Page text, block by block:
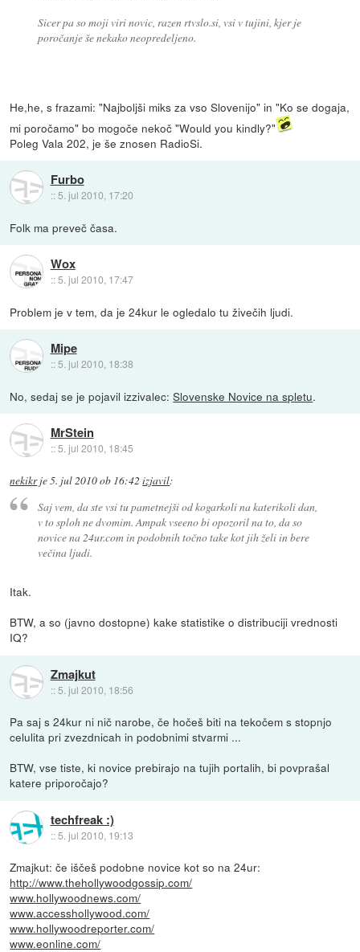
Sicer pa so moji viri novic, razen rtvslo.si, vsi v tujini, kjer je
poročanje še nekako neopredeljeno.
He,he, s frazami: "Najboljši miks za vso Slovenijo" in "Ko se dogaja,
mi poročamo" bo mogoče nekoč "Would you kindly?"
Poleg Vala 202, je še znosen RadioSi.
Furbo
:: 5. jul 2010, 17:20
Folk ma preveč časa.
Wox
::5. jul 2010, 17:47
Problem je v tem, da je 24kur le ogledalo tu živečih ljudi.
Mipe
:: 5. jul 2010, 18:38
No, sedaj se je pojavil izzivalec:Slovenske Novice na spletu.
MrStein
::5. jul 2010, 18:45
nekikrje5. jul 2010 ob 16:42 izjavil:
Saj vem, da ste vsi tu pametnejši od kogarkoli na katerikoli dan,
v to sploh ne dvomim. Ampak vseeno bi opozoril na to, da so
novice na 24ur.com in podobnih točno take kot jih želi in bere
večina ljudi.
Itak.
BTW, a so (javno dostopne) kake statistike o distribuciji vrednosti
IQ?
Zmajkut
:: 5. jul 2010, 18:56
Pa saj s 24kur ni nič narobe, če hočeš biti na tekočem s stopnjo
celulita pri zvezdnicah in podobnimi stvarmi ...
BTW, vse tiste, ki novice prebirajo na tujih portalih, bi povprašal
katere priporočajo?
techfreak :)
::5. jul 2010, 19:13
Zmajkut: če iščeš podobne novice kot so na 24ur:
http://www.thehollywoodgossip.com/
www.hollywoodnews.com/
www.accesshollywood.com/
www.hollywoodreporter.com/
www.eonline.com/